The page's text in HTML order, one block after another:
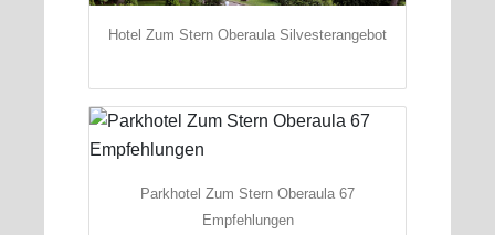
Hotel Zum Stern Oberaula Silvesterangebot
Parkhotel Zum Stern Oberaula 67
Empfehlungen